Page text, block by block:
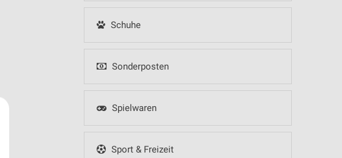
Schuhe
Sonderposten
Spielwaren
Sport & Freizeit